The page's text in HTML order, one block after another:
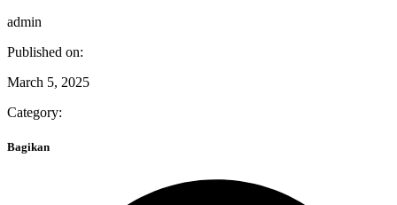
admin
Published on:
March 5, 2025
Category:
Bagikan